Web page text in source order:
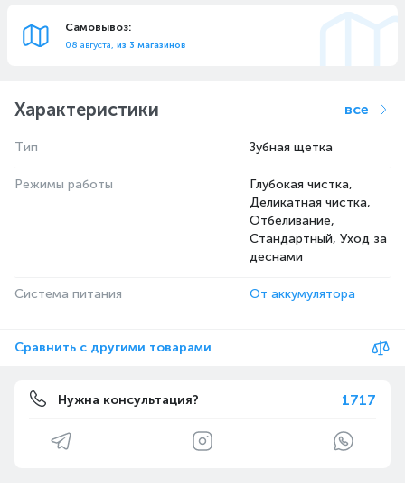
Самовывоз:
08 августа, из 3 магазинов
Характеристики все
Тип Зубная щетка
Режимы работы
Глубокая чистка,
Деликатная чистка,
Отбеливание,
Стандартный, Уход за
деснами
Система питания От аккумулятора
Сравнить с другими товарами
Нужна консультация? 1717